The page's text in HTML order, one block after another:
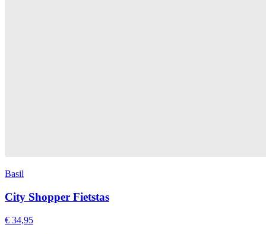
Basil
City Shopper Fietstas
€ 34,95